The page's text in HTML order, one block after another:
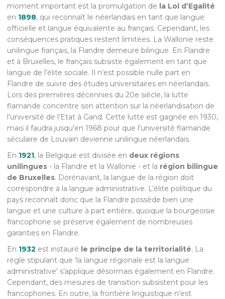
moment important est la promulgation de la Loi d’Egalité
en 1898, qui reconnaît le néerlandais en tant que langue
officielle et langue équivalente au français. Cependant, les
conséquences pratiques restent limitées. La Wallonie reste
unilingue français, la Flandre demeure bilingue. En Flandre
et à Bruxelles, le français subsiste également en tant que
langue de l’élite sociale. Il n’est possible nulle part en
Flandre de suivre des études universitaires en néerlandais.
Lors des premières décennies du 20e siècle, la lutte
flamande concentre son attention sur la néerlandisation de
l’université de l’Etat à Gand. Cette lutte est gagnée en 1930,
mais il faudra jusqu’en 1968 pour que l’université flamande
séculaire de Louvain devienne unilingue néerlandais.
En 1921, la Belgique est divisée en deux régions
unilingues- la Flandre et la Wallonie - et la région bilingue
de Bruxelles. Dorénavant, la langue de la région doit
correspondre à la langue administrative. L’élite politique du
pays reconnaît donc que la Flandre possède bien une
langue et une culture à part entière, quoique la bourgeoisie
francophone se préserve également de nombreuses
garanties en Flandre.
En 1932 est instauré le principe de la territorialité. La
règle stipulant que ‘la langue régionale est la langue
administrative’ s’applique désormais également en Flandre.
Cependant, des mesures de transition subsistent pour les
francophones. En outre, la frontière linguistique n’est